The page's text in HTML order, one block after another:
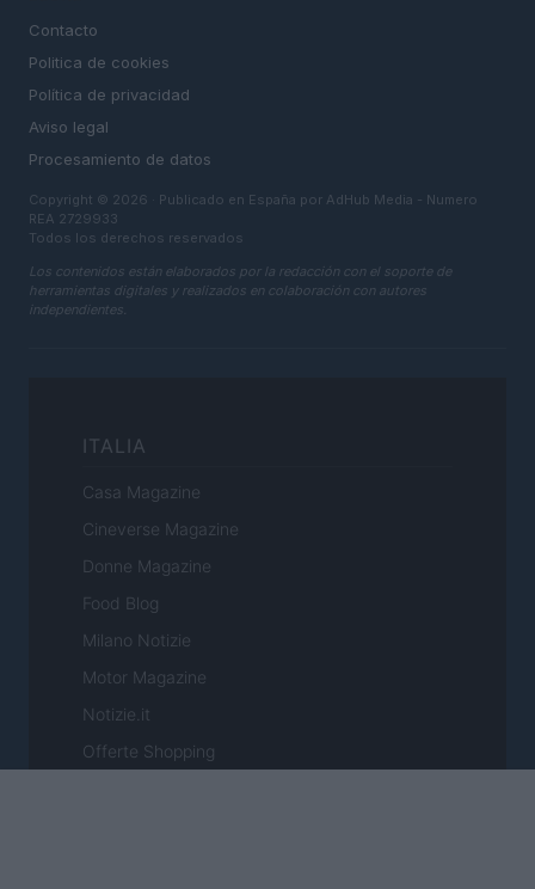
Contacto
Politica de cookies
Política de privacidad
Aviso legal
Procesamiento de datos
Copyright © 2026 · Publicado en España por AdHub Media - Numero
REA 2729933
Todos los derechos reservados
Los contenidos están elaborados por la redacción con el soporte de
herramientas digitales y realizados en colaboración con autores
independientes.
ITALIA
Casa Magazine
Cineverse Magazine
Donne Magazine
Food Blog
Milano Notizie
Motor Magazine
Notizie.it
Offerte Shopping